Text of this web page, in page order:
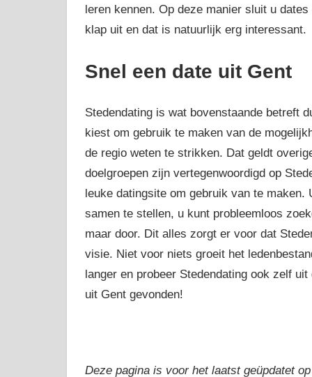
leren kennen. Op deze manier sluit u
klap uit en dat is natuurlijk erg interessant.
Snel een date uit Gent
Stedendating is wat bovenstaande betreft
kiest om gebruik te maken van de
de regio weten te strikken. Dat geldt
doelgroepen zijn vertegenwoordigd op
leuke datingsite om gebruik van te
samen te stellen, u kunt probleemloos
maar door. Dit alles zorgt er voor dat
visie. Niet voor niets groeit het
langer en probeer Stedendating ook zelf
uit Gent gevonden!
Deze pagina is voor het laatst geüpdatet